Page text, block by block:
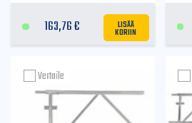
163,76€ LISÄÄ
KORIIN
Vertaile